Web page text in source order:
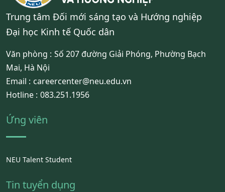
Trung tâm Đối mới sáng tạo và Hướng nghiệp
Đại học Kinh tế Quốc dân
Văn phòng : Số 207 đường Giải Phóng, Phường Bạch
Mai, Hà Nội
Email : careercenter@neu.edu.vn
Hotline : 083.251.1956
Ứng viên
NEU Talent Student
Tin tuyển dụng